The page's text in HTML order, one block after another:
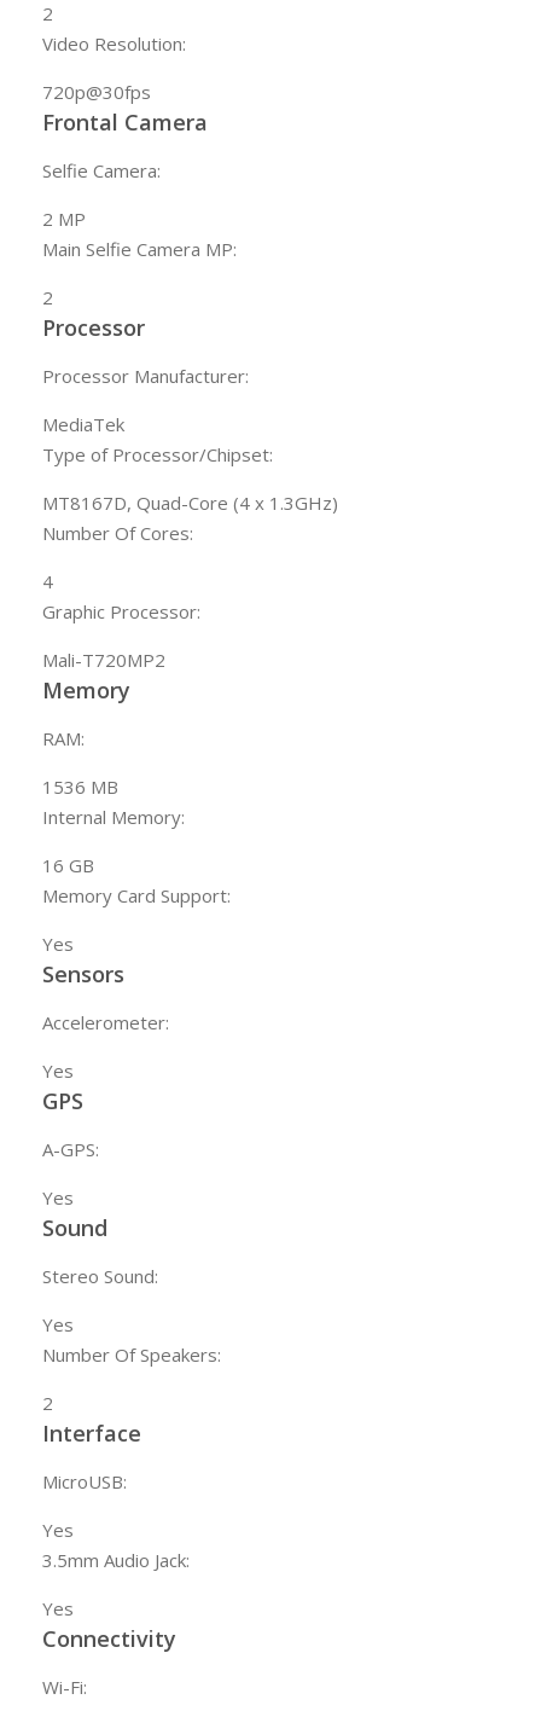
2
Video Resolution:
720p@30fps
Frontal Camera
Selfie Camera:
2 MP
Main Selfie Camera MP:
2
Processor
Processor Manufacturer:
MediaTek
Type of Processor/Chipset:
MT8167D, Quad-Core (4 x 1.3GHz)
Number Of Cores:
4
Graphic Processor:
Mali-T720MP2
Memory
RAM:
1536 MB
Internal Memory:
16 GB
Memory Card Support:
Yes
Sensors
Accelerometer:
Yes
GPS
A-GPS:
Yes
Sound
Stereo Sound:
Yes
Number Of Speakers:
2
Interface
MicroUSB:
Yes
3.5mm Audio Jack:
Yes
Connectivity
Wi-Fi: